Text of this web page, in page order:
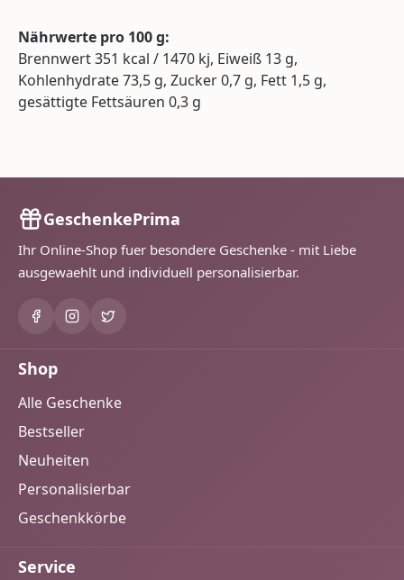
Nährwerte pro 100 g:
Brennwert 351 kcal / 1470 kj, Eiweiß 13 g,
Kohlenhydrate 73,5 g, Zucker 0,7 g, Fett 1,5 g,
gesättigte Fettsäuren 0,3 g
GeschenkePrima
Ihr Online-Shop fuer besondere Geschenke - mit Liebe
ausgewaehlt und individuell personalisierbar.
Shop
Alle Geschenke
Bestseller
Neuheiten
Personalisierbar
Geschenkkörbe
Service